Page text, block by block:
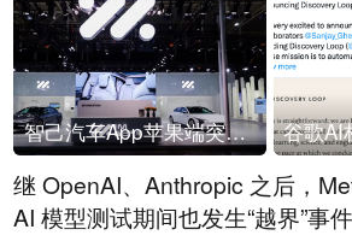
智己汽车App苹果端突然“下架”
继 OpenAI、Anthropic 之后，
AI 模型测试期间也发生“越界”事件